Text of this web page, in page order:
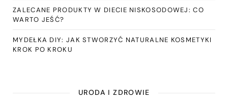
ZALECANE PRODUKTY W DIECIE NISKOSODOWEJ: CO
WARTO JEŚĆ?
MYDEŁKA DIY: JAK STWORZYĆ NATURALNE KOSMETYKI
KROK PO KROKU
URODA I ZDROWIE